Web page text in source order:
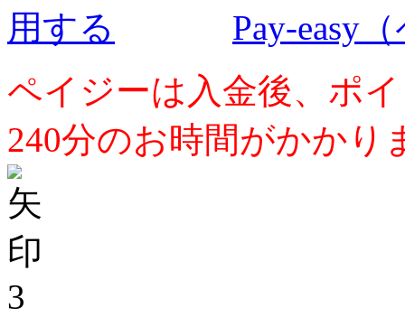
Pay-easy
ペイジーは入金後、ポ
240分のお時間がかかり
3